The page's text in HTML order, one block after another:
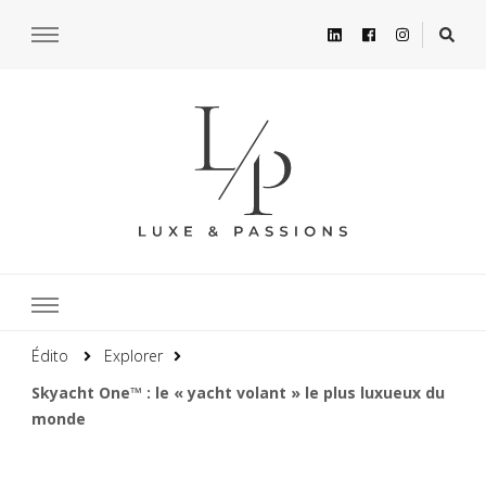
Édito
Explorer
Skyacht One™ : le « yacht volant » le plus luxueux du
monde